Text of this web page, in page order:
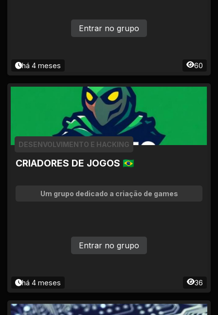
há 4 meses 60
Entrar no grupo
CRIADORES DE JOGOS 🇧🇷
DESENVOLVIMENTO E HACKING
Um grupo dedicado a criação de games
há 4 meses 36
Entrar no grupo